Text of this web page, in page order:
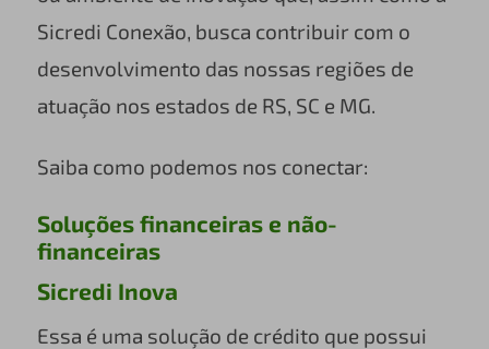
Sicredi Conexão, busca contribuir com o
desenvolvimento das nossas regiões de
atuação nos estados de RS, SC e MG.
Saiba como podemos nos conectar:
Soluções financeiras e não-
financeiras
Sicredi Inova
Essa é uma solução de crédito que possui